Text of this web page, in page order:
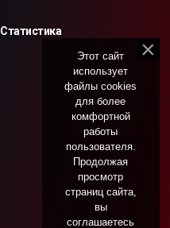
Статистика
Этот сайт
использует
файлы cookies
для более
комфортной
работы
пользователя.
Продолжая
просмотр
страниц сайта,
вы
соглашаетесь